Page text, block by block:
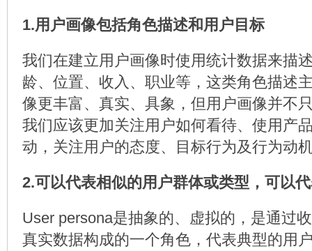
1.用户画像包括角色描述和用户目标
我们在建立用户画像时使用统计数据来描
龄、位置、收入、职业等，这类角色描述
像更丰富、真实、具象，但用户画像并不
我们应该更加关注用户如何看待、使用产
动，关注用户的态度、目标行为及行为动
2.可以代表相似的用户群体或类型，可以
User persona是抽象的、虚拟的，是通过
真实数据构成的一个角色，代表典型的用